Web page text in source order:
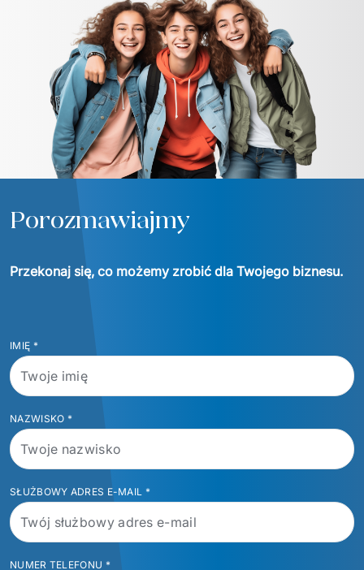
Porozmawiajmy
Przekonaj się, co możemy zrobić dla Twojego biznesu.
IMIĘ *
NAZWISKO *
SŁUŻBOWY ADRES E-MAIL *
NUMER TELEFONU *